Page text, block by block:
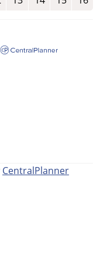
CentralPlanner